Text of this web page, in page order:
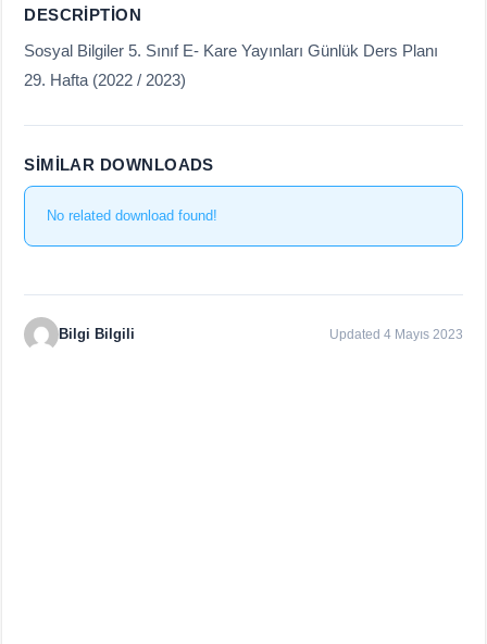
DESCRIPTION
Sosyal Bilgiler 5. Sınıf E- Kare Yayınları Günlük Ders Planı
29. Hafta (2022 / 2023)
SIMILAR DOWNLOADS
No related download found!
Bilgi Bilgili Updated 4 Mayıs 2023